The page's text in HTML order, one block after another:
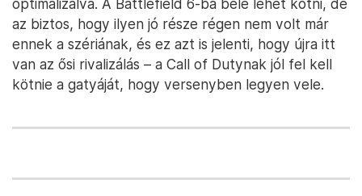
optimalizálva. A Battlefield 6-ba bele lehet kötni, de
az biztos, hogy ilyen jó része régen nem volt már
ennek a szériának, és ez azt is jelenti, hogy újra itt
van az ősi rivalizálás – a Call of Dutynak jól fel kell
kötnie a gatyáját, hogy versenyben legyen vele.